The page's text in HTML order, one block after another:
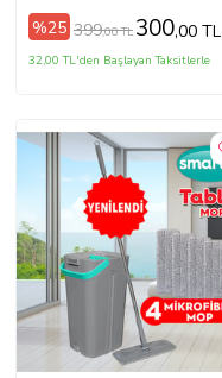
%25 399,00 TL 300,00 TL
32,00 TL'den Başlayan Taksitlerle